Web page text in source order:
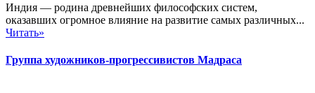
Индия — родина древнейших философских систем,
оказавших огромное влияние на развитие самых различных...
Читать»
Группа художников-прогрессивистов Мадраса